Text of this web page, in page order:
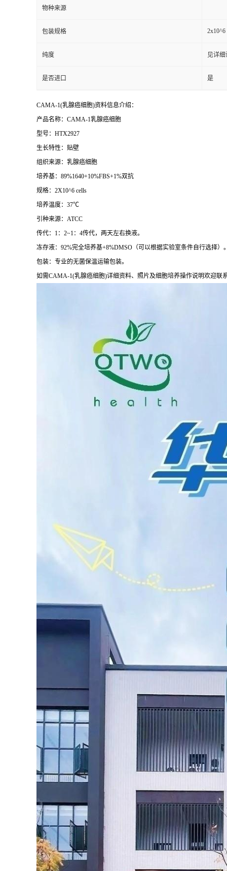
物种来源
包装规格 2x10^6
纯度 见详
是否进口 是
CAMA-1(乳腺癌细胞)资料信息介绍：
产品名称：CAMA-1乳腺癌细胞
型号：HTX2927
生长特性：贴壁
组织来源：乳腺癌细胞
培养基：89%1640+10%FBS+1%双抗
规格：2X10^6 cells
培养温度：37℃
引种来源：ATCC
传代：1：2~1：4传代，两天左右换液。
冻存液：92%完全培养基+8%DMSO（可以根据实验室条件自行选择）
包装：专业的无菌保温运输包装。
如需CAMA-1(乳腺癌细胞)详细资料、照片及细胞培养操作说明欢迎联